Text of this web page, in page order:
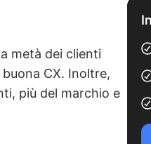
metà dei clienti
CX. Inoltre,
più del marchio e